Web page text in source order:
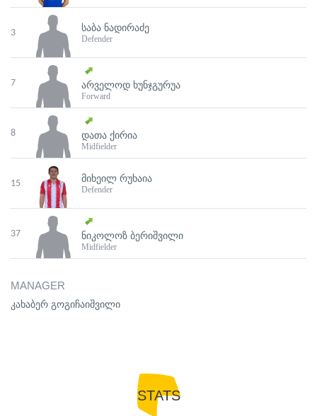
3 ᲡᲐᲑᲐ ᲜᲐᲓᲘᲠᲐᲫᲔ
Defender
7 ᲐᲠᲕᲔᲚᲝᲓ ᲮᲣᲜᲯᲒᲣᲠᲣᲐ
Forward
8 ᲓᲐᲗᲐ ᲥᲘᲠᲘᲐ
Midfielder
15 ᲛᲘᲮᲔᲘᲚ ᲠᲣᲮᲐᲘᲐ
Defender
37 ᲜᲘᲙᲝᲚᲝᲖ ᲑᲔᲠᲘᲨᲕᲘᲚᲘ
Midfielder
MANAGER
კახაბერ გოგიჩაიშვილი
STATS